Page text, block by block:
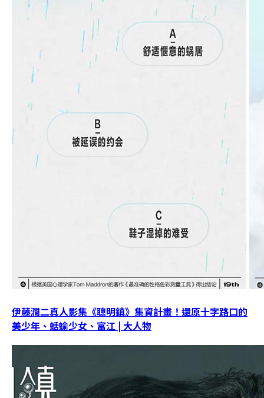
伊藤潤二真人影集《聰明鎮》集資計畫！還原十字路口的
美少年、蛞蝓少女、富江 | 大人物